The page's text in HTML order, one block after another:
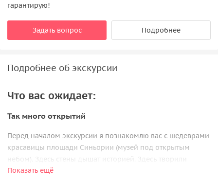
гарантирую!
Задать вопрос Подробнее
Подробнее об экскурсии
Что вас ожидает:
Так много открытий
Перед началом экскурсии я познакомлю вас с шедеврами
красавицы площади Синьории (музей под открытым
небом). Здесь стены дышат историей. Здесь творили
Великие Микеланджело и Леонардо да Винчи. История в
Показать ещё